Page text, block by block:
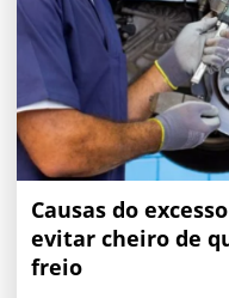
Causas do
evitar cheiro de
freio